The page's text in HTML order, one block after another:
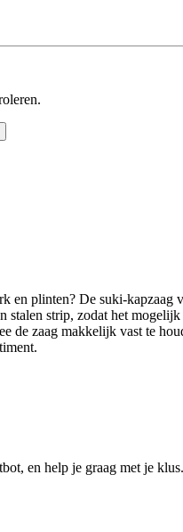
en plinten? De suki-
strip, zodat het
de zaag makkelijk vast te
en help je graag met je klus.